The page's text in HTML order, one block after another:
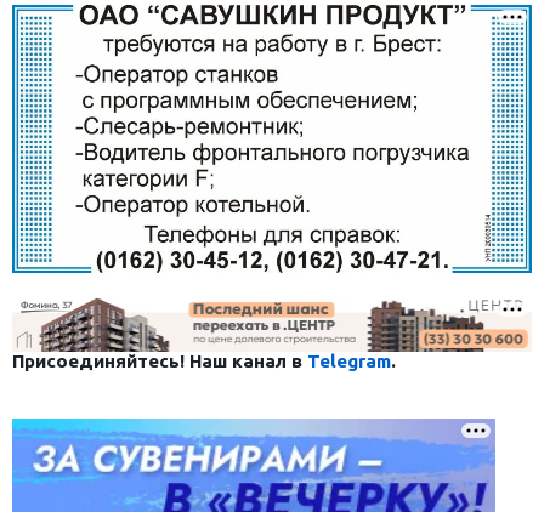
Присоединяйтесь! Наш канал в Telegram.